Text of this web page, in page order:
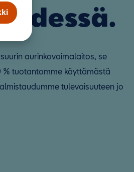
aurinkovoimalaitos, se
tuotantomme käyttämästä
tulevaisuuteen jo